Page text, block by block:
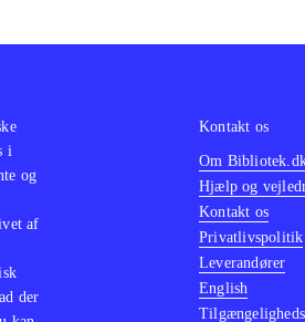
i
og
af
der
Kontakt os
Om
Hjælp og
Kontakt os
Privatlivspolitik
Leverandører
English